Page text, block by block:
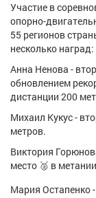
Афиша
Участие в
опорно-
55 регионов
несколько наград:
Анна Ненова -
обновлением
дистанции 200
Михаил Кукус -
метров.
Виктория
место 🥈 в
Мария Остапенко